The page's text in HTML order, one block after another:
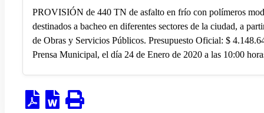
PROVISIÓN de 440 TN de asfalto en frío con polímeros
destinados a bacheo en diferentes sectores de la ciudad, a
de Obras y Servicios Públicos. Presupuesto Oficial: $
Prensa Municipal, el día 24 de Enero de 2020 a las 10:00